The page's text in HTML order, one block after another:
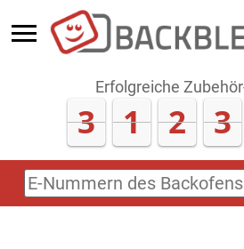
Erfolgreiche
3 1 2 3
E-
Nummern